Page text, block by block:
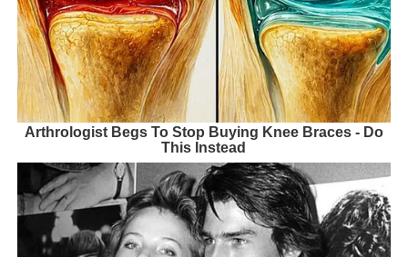
Arthrologist Begs To Stop Buying Knee Braces - Do
This Instead